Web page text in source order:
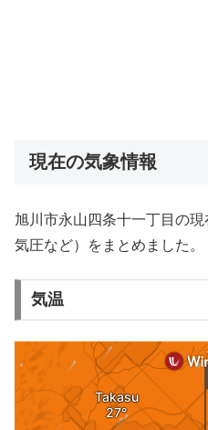
現在の気象情報
旭川市永山四条十一丁目の現
気圧など）をまとめました。
気温